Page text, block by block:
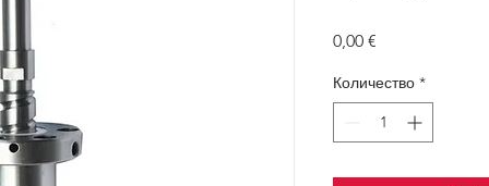
0,00 €
Количество *